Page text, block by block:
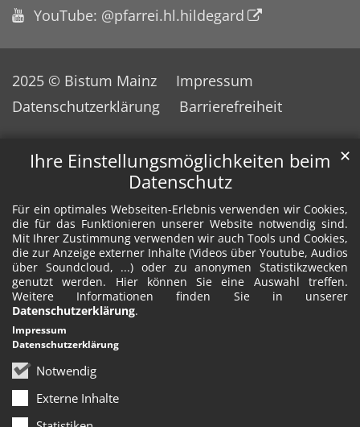
Ihre Einstellungsmöglichkeiten beim
Datenschutz
Für ein optimales Webseiten-Erlebnis verwenden wir Cookies,
die für das Funktionieren unserer Website notwendig sind.
Mit Ihrer Zustimmung verwenden wir auch Tools und Cookies,
die zur Anzeige externer Inhalte (Videos über Youtube, Audios
über Soundcloud, ...) oder zu anonymen Statistikzwecken
genutzt werden. Hier können Sie eine Auswahl treffen.
Weitere Informationen finden Sie in unserer
Datenschutzerklärung.
Notwendig
Externe Inhalte
✕
Impressum
Datenschutzerklärung
YouTube: @pfarrei.hl.hildegard
2025 © Bistum Mainz
Impressum
Datenschutzerklärung
Barrierefreiheit